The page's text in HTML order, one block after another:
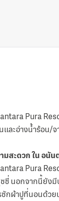
Pura
และอ่างน้ำร้อน
สะดวก ใน อนั
Pura
ซี่ นอกจากนี้ยังมี
ผ้าปูที่นอนด้วย